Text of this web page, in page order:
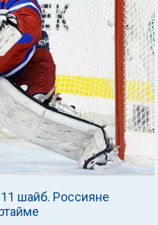
шайб. Россияне